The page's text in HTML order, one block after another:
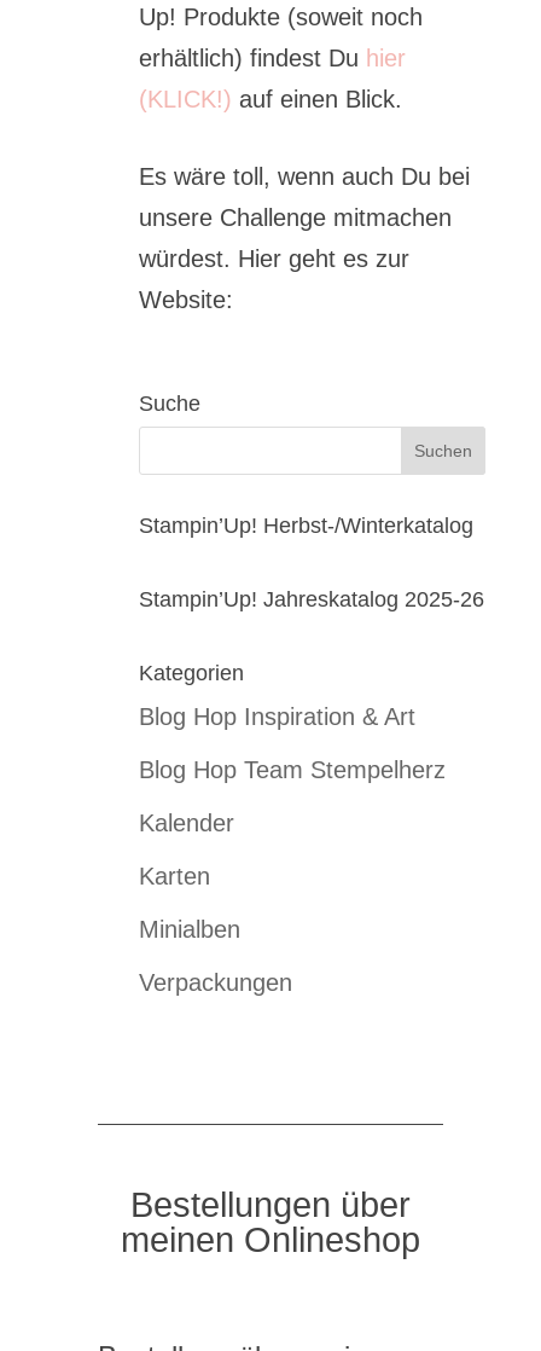
Up! Produkte (soweit noch
erhältlich) findest Du hier
(KLICK!) auf einen Blick.
Es wäre toll, wenn auch Du bei
unsere Challenge mitmachen
würdest. Hier geht es zur
Website:
Suche
Stampin’Up! Herbst-/Winterkatalog
Stampin’Up! Jahreskatalog 2025-26
Kategorien
Blog Hop Inspiration & Art
Blog Hop Team Stempelherz
Kalender
Karten
Minialben
Verpackungen
Bestellungen über
meinen Onlineshop